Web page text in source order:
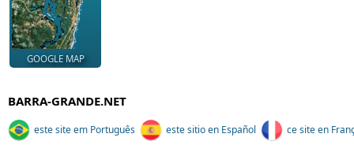
GOOGLE MAP
BARRA-GRANDE.NET
este site em Português este sitio en Español ce site en